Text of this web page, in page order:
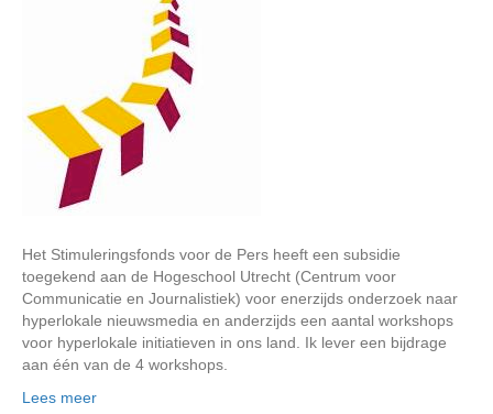
Het Stimuleringsfonds voor de Pers heeft een subsidie
toegekend aan de Hogeschool Utrecht (Centrum voor
Communicatie en Journalistiek) voor enerzijds onderzoek naar
hyperlokale nieuwsmedia en anderzijds een aantal workshops
voor hyperlokale initiatieven in ons land. Ik lever een bijdrage
aan één van de 4 workshops.
Lees meer